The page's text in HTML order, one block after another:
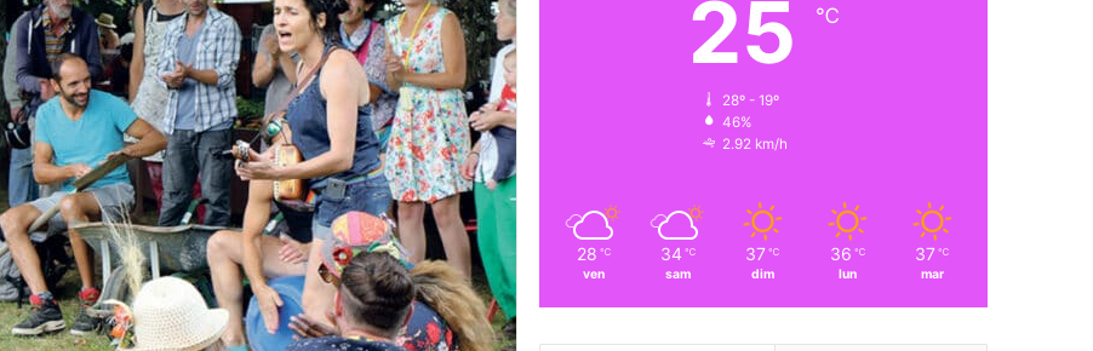
25 ℃
28º - 19º
46%
2.92 km/h
28 ℃
ven
34 ℃
sam
37 ℃
dim
36 ℃
lun
37 ℃
mar